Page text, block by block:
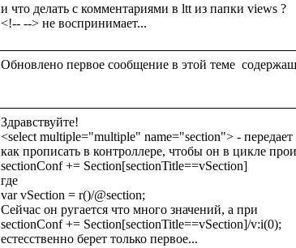
и что делать с комментариями в ltt из папки views ?
Здравствуйте!
<select multiple="multiple" name="section"> - передает
как прописать в контроллере, чтобы он в цикле
sectionConf += Section[sectionTitle==vSection]
где
var vSection = r()/@section;
Сейчас он ругается что много значений, а при
sectionConf += Section[sectionTitle==vSection]/v:i(0);